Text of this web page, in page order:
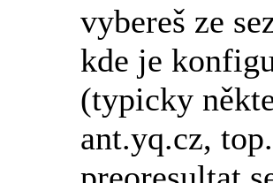
vybereš ze
kde je
(typicky
ant.yq.cz,